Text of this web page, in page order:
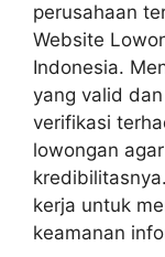
perusahaan
Website
Indonesia.
yang valid
verifikasi
lowongan
kerja untuk
keamanan